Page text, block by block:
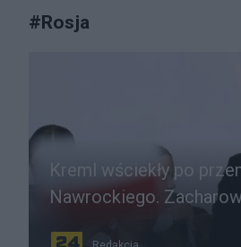
#Rosja
Kreml wściekły po
Nawrockiego.